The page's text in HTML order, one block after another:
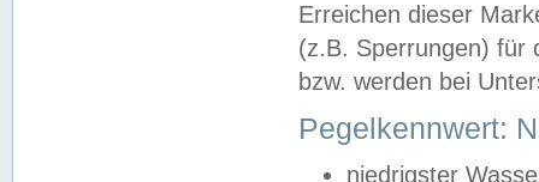
Erreichen dieser
(z.B. Sperrungen) für
bzw. werden bei
Pegelkennwert:
niedrigster